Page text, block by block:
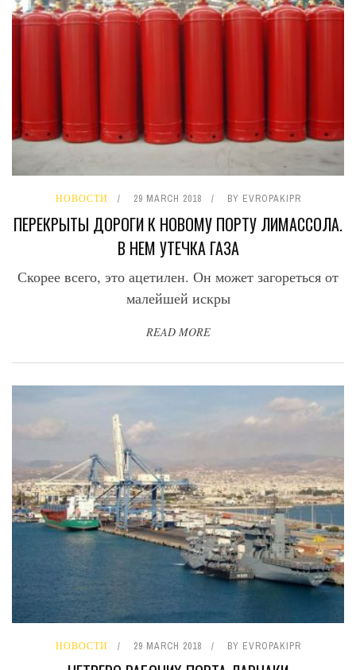
НОВОСТИ 29 MARCH 2018 BY EVROPAKIPR
ПЕРЕКРЫТЫ ДОРОГИ К НОВОМУ ПОРТУ ЛИМАССОЛА.
В НЕМ УТЕЧКА ГАЗА
Скорее всего, это ацетилен. Он может загореться от
малейшей искры
READ MORE
НОВОСТИ 29 MARCH 2018 BY EVROPAKIPR